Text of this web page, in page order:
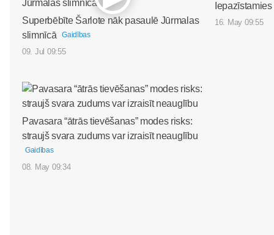
Superbēbīte Šarlote nāk pasaulē Jūrmalas
slimnīcā
Gaidības
09. Jul 09:55
16. May 09:55
Pavasara “ātrās tievēšanas” modes risks:
straujš svara zudums var izraisīt neauglību
Gaidības
08. May 09:34